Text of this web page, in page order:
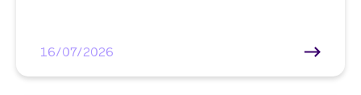
16/07/2026